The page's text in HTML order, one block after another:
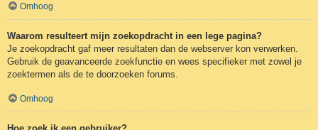
Omhoog
Waarom resulteert mijn zoekopdracht in een lege pagina?
Je zoekopdracht gaf meer resultaten dan de webserver kon verwerken.
Gebruik de geavanceerde zoekfunctie en wees specifieker met zowel je
zoektermen als de te doorzoeken forums.
Omhoog